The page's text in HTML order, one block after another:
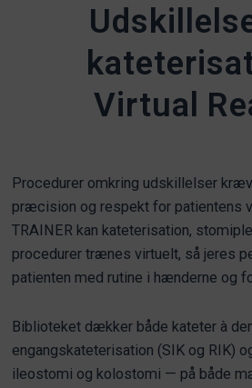
Virtual
Procedurer omkring udskillelser
præcision og respekt for patientens
TRAINER kan kateterisation,
procedurer trænes virtuelt, så jeres
patienten med rutine i hænderne og
Biblioteket dækker både kateter à
engangskateterisation (SIK og RIK)
ileostomi og kolostomi — på både